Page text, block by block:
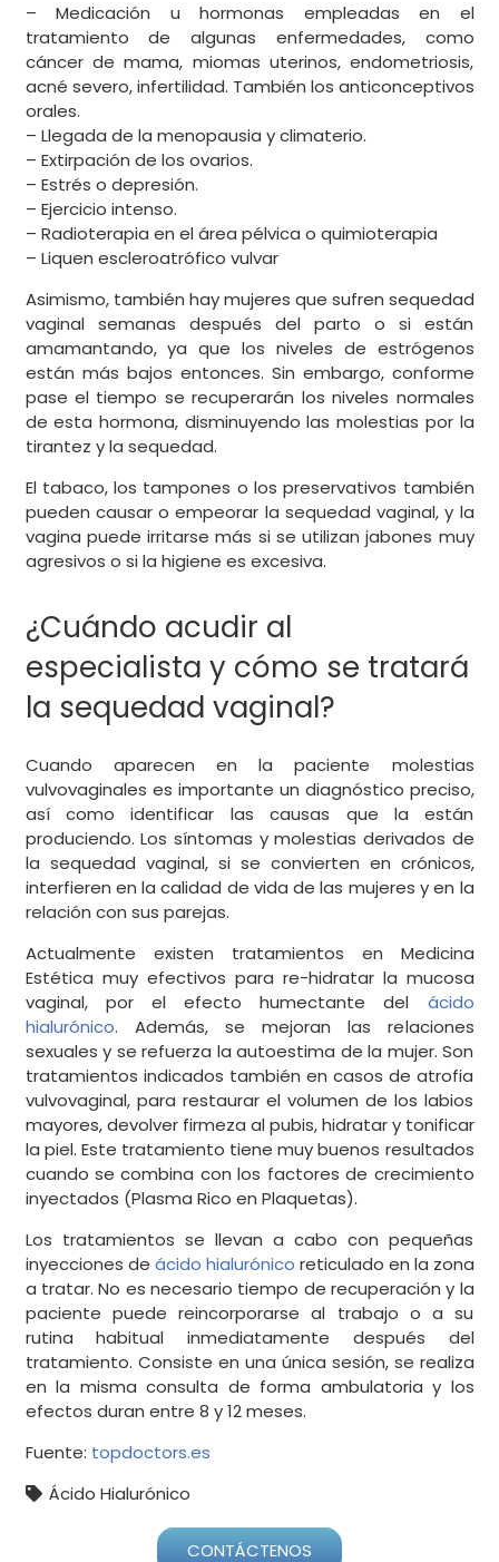
– Medicación u hormonas empleadas en el
tratamiento de algunas enfermedades, como
cáncer de mama, miomas uterinos, endometriosis,
acné severo, infertilidad. También los anticonceptivos
orales.
– Llegada de la menopausia y climaterio.
– Extirpación de los ovarios.
– Estrés o depresión.
– Ejercicio intenso.
– Radioterapia en el área pélvica o quimioterapia
– Liquen escleroatrófico vulvar
Asimismo, también hay mujeres que sufren sequedad
vaginal semanas después del parto o si están
amamantando, ya que los niveles de estrógenos
están más bajos entonces. Sin embargo, conforme
pase el tiempo se recuperarán los niveles normales
de esta hormona, disminuyendo las molestias por la
tirantez y la sequedad.
El tabaco, los tampones o los preservativos también
pueden causar o empeorar la sequedad vaginal, y la
vagina puede irritarse más si se utilizan jabones muy
agresivos o si la higiene es excesiva.
¿Cuándo acudir al
especialista y cómo se tratará
la sequedad vaginal?
Cuando aparecen en la paciente molestias
vulvovaginales es importante un diagnóstico preciso,
así como identificar las causas que la están
produciendo. Los síntomas y molestias derivados de
la sequedad vaginal, si se convierten en crónicos,
interfieren en la calidad de vida de las mujeres y en la
relación con sus parejas.
Actualmente existen tratamientos en Medicina
Estética muy efectivos para re-hidratar la mucosa
vaginal, por el efecto humectante del ácido
hialurónico. Además, se mejoran las relaciones
sexuales y se refuerza la autoestima de la mujer. Son
tratamientos indicados también en casos de atrofia
vulvovaginal, para restaurar el volumen de los labios
mayores, devolver firmeza al pubis, hidratar y tonificar
la piel. Este tratamiento tiene muy buenos resultados
cuando se combina con los factores de crecimiento
inyectados (Plasma Rico en Plaquetas).
Los tratamientos se llevan a cabo con pequeñas
inyecciones de ácido hialurónico reticulado en la zona
a tratar. No es necesario tiempo de recuperación y la
paciente puede reincorporarse al trabajo o a su
rutina habitual inmediatamente después del
tratamiento. Consiste en una única sesión, se realiza
en la misma consulta de forma ambulatoria y los
efectos duran entre 8 y 12 meses.
Fuente: topdoctors.es
Ácido Hialurónico
CONTÁCTENOS